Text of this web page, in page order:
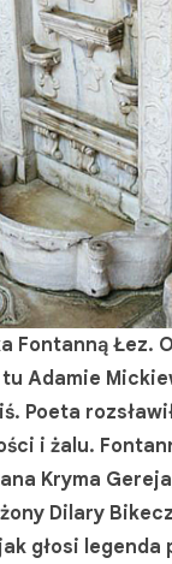
Fontanną Łez. O
Adamie
Poeta
i żalu.
Kryma
Dilary
głosi legenda